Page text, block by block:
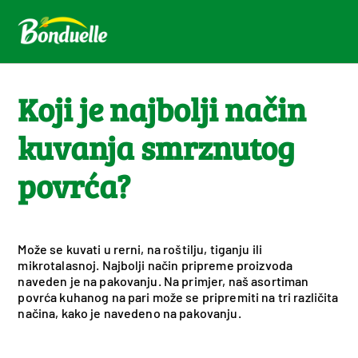
Koji je najbolji način
kuvanja smrznutog
povrća?
Može se kuvati u rerni, na roštilju, tiganju ili
mikrotalasnoj. Najbolji način pripreme proizvoda
naveden je na pakovanju. Na primjer, naš asortiman
povrća kuhanog na pari može se pripremiti na tri različita
načina, kako je navedeno na pakovanju.